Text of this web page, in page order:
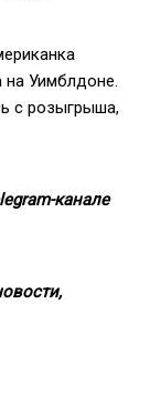
на Уимблдоне.
с розыгрыша,
канале